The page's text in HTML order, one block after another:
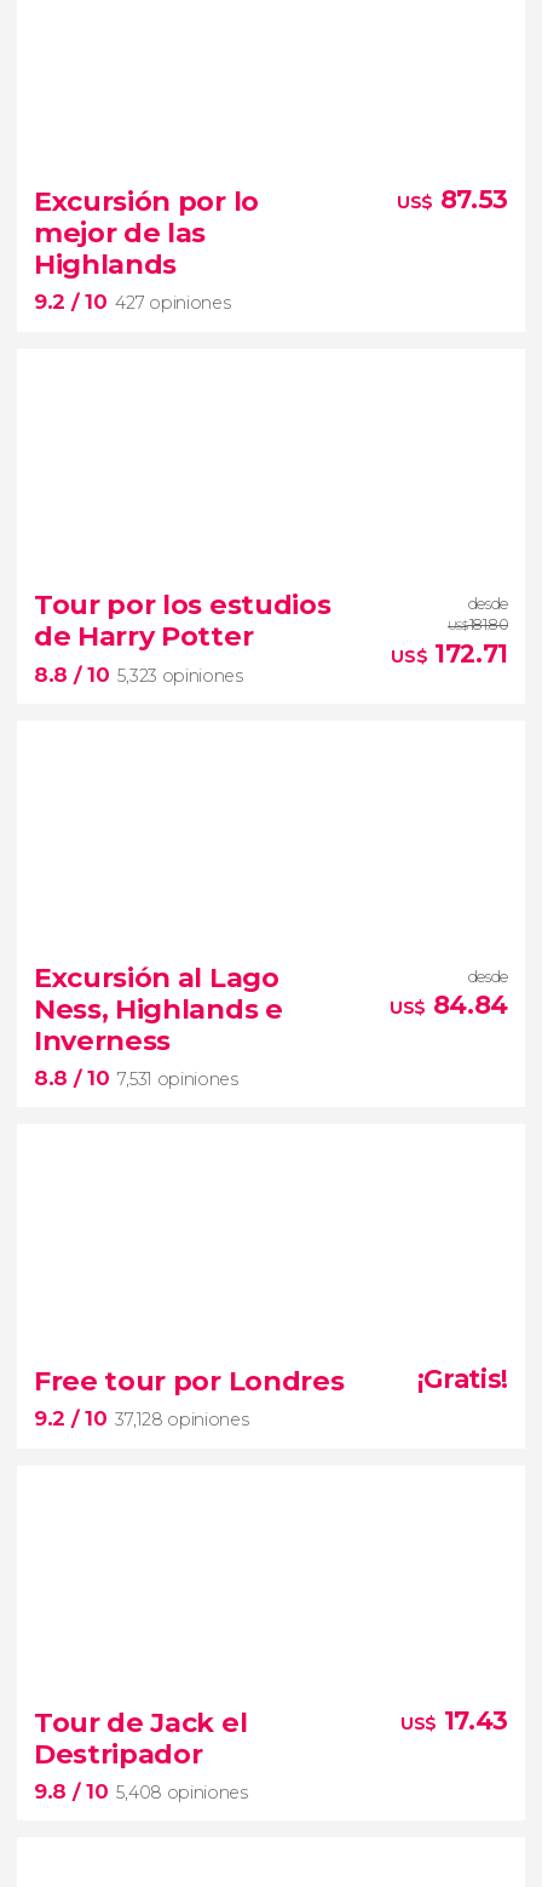
visita guiada por el Castillo de Edimburgo
monumento más famoso de
Escocia
Excursión por lo
mejor de las
Highlands
9.2 / 10 427 opiniones
US$ 87.53
excursión a las
Highlands
Inverness
Glen Coe
lago Ness
Tour por los estudios
de Harry Potter
8.8 / 10 5,323 opiniones
desde
US$181.80
US$ 172.71
entradas a los estudios de Harry
Potter
instalaciones de Warner
Bros
transporte desde
Londres
Excursión al Lago
Ness, Highlands e
Inverness
8.8 / 10 7,531 opiniones
desde
US$ 84.84
7,531 opiniones
excursión a las Highlands
Edimburgo
Lago Ness
Free tour por Londres
9.2 / 10 37,128 opiniones
¡Gratis!
37,128 opiniones
acabáis de llegar a Londres
Ben Buckingham Palace
Tour de Jack el
Destripador
9.8 / 10 5,408 opiniones
US$ 17.43